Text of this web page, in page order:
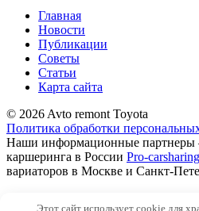
Главная
Новости
Публикации
Советы
Статьи
Карта сайта
© 2026 Avto remont Toyota
Политика обработки
Наши информационные партнеры
каршеринга в России Pro-
вариаторов в Москве и Санкт-
Сео-продвижение и техническое
Этот сайт использует cookie для